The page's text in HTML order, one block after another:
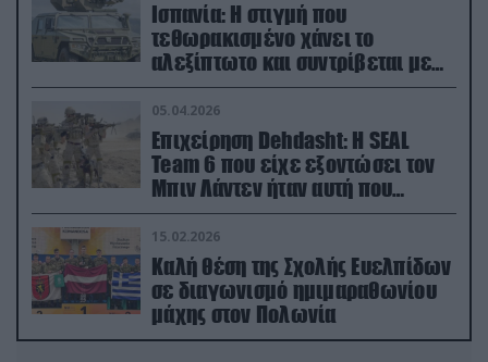
Ισπανία: Η στιγμή που
τεθωρακισμένο χάνει το
αλεξίπτωτο και συντρίβεται με
ορμή στο έδαφος (βίντεο)
05.04.2026
Επιχείρηση Dehdasht: Η SEAL
Team 6 που είχε εξοντώσει τον
Μπιν Λάντεν ήταν αυτή που
διέσωσε τον πιλότο του F-15
15.02.2026
Καλή θέση της Σχολής Ευελπίδων
σε διαγωνισμό ημιμαραθωνίου
μάχης στον Πολωνία